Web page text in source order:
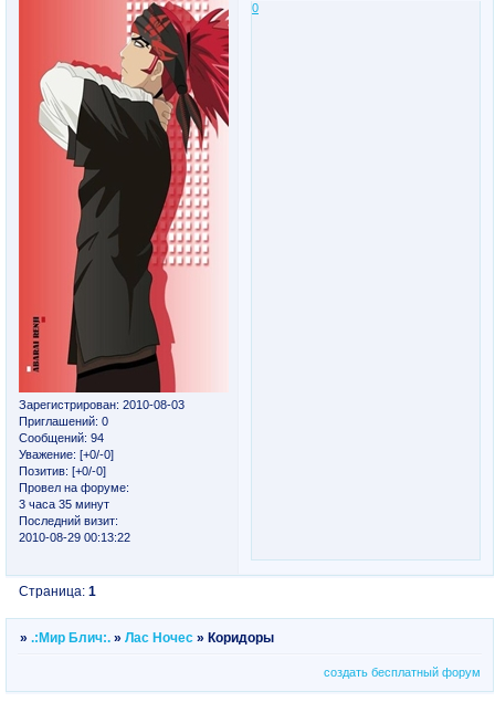
Зарегистрирован: 2010-08-03
Приглашений: 0
Сообщений: 94
Уважение: [+0/-0]
Позитив: [+0/-0]
Провел на форуме:
3 часа 35 минут
Последний визит:
2010-08-29 00:13:22
0
Страница:1
».:Мир Блич:. »Лас Ночес »Коридоры
создать бесплатный форум